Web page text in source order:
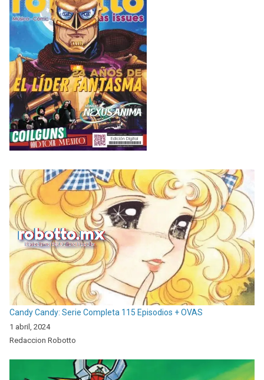
Candy Candy: Serie Completa 115 Episodios + OVAS
1 abril, 2024
Redaccion Robotto